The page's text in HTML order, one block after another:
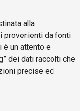
alla
provenienti da fonti
è un attento e
dei dati raccolti che
precise ed